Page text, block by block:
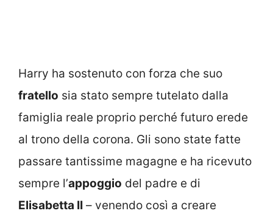
Harry ha sostenuto con forza che suo
fratello sia stato sempre tutelato dalla
famiglia reale proprio perché futuro erede
al trono della corona. Gli sono state fatte
passare tantissime magagne e ha ricevuto
sempre l’appoggio del padre e di
Elisabetta II – venendo così a creare